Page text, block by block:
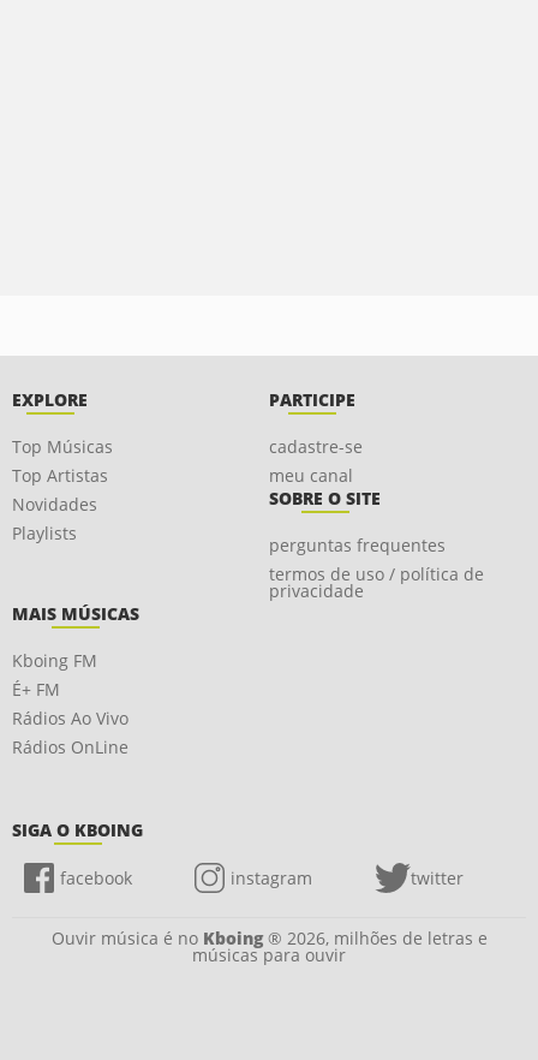
EXPLORE
Top Músicas
Top Artistas
Novidades
Playlists
PARTICIPE
cadastre-se
meu canal
SOBRE O SITE
perguntas frequentes
termos de uso / política de
privacidade
MAIS MÚSICAS
Kboing FM
É+ FM
Rádios Ao Vivo
Rádios OnLine
SIGA O KBOING
facebook instagram twitter
Ouvir música é no Kboing® 2026, milhões de letras e
músicas para ouvir